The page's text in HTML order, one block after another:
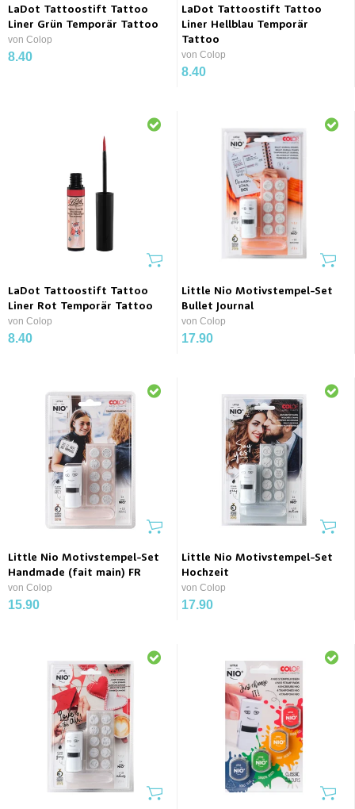
LaDot Tattoostift Tattoo
Liner Grün Temporär Tattoo
von Colop
8.40
LaDot Tattoostift Tattoo
Liner Hellblau Temporär
Tattoo
von Colop
8.40
LaDot Tattoostift Tattoo
Liner Rot Temporär Tattoo
von Colop
8.40
Little Nio Motivstempel-Set
Bullet Journal
von Colop
17.90
Little Nio Motivstempel-Set
Handmade (fait main) FR
von Colop
15.90
Little Nio Motivstempel-Set
Hochzeit
von Colop
17.90